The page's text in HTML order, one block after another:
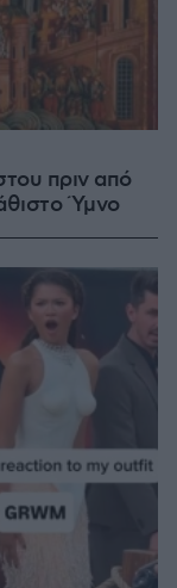
πριν από
Ύμνο